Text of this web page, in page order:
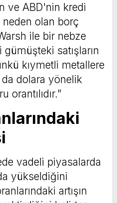
ve ABD'nin kredi
olan borç
ile bir nebze
satışların
kıymetli metallere
dolara yönelik
orantılıdır.”
vadeli piyasalarda
yükseldiğini
artışın